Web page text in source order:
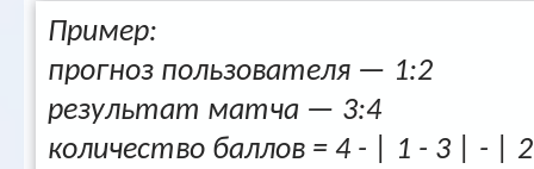
Пример:
прогноз пользователя — 1:2
результат матча — 3:4
количество баллов = 4 - | 1 - 3 | - |